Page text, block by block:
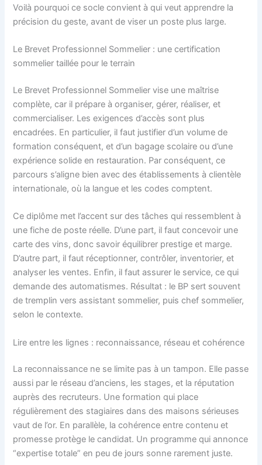
Voilà pourquoi ce socle convient à qui veut apprendre la
précision du geste, avant de viser un poste plus large.
Le Brevet Professionnel Sommelier : une certification
sommelier taillée pour le terrain
Le Brevet Professionnel Sommelier vise une maîtrise
complète, car il prépare à organiser, gérer, réaliser, et
commercialiser. Les exigences d’accès sont plus
encadrées. En particulier, il faut justifier d’un volume de
formation conséquent, et d’un bagage scolaire ou d’une
expérience solide en restauration. Par conséquent, ce
parcours s’aligne bien avec des établissements à clientèle
internationale, où la langue et les codes comptent.
Ce diplôme met l’accent sur des tâches qui ressemblent à
une fiche de poste réelle. D’une part, il faut concevoir une
carte des vins, donc savoir équilibrer prestige et marge.
D’autre part, il faut réceptionner, contrôler, inventorier, et
analyser les ventes. Enfin, il faut assurer le service, ce qui
demande des automatismes. Résultat : le BP sert souvent
de tremplin vers assistant sommelier, puis chef sommelier,
selon le contexte.
Lire entre les lignes : reconnaissance, réseau et cohérence
La reconnaissance ne se limite pas à un tampon. Elle passe
aussi par le réseau d’anciens, les stages, et la réputation
auprès des recruteurs. Une formation qui place
régulièrement des stagiaires dans des maisons sérieuses
vaut de l’or. En parallèle, la cohérence entre contenu et
promesse protège le candidat. Un programme qui annonce
“expertise totale” en peu de jours sonne rarement juste.